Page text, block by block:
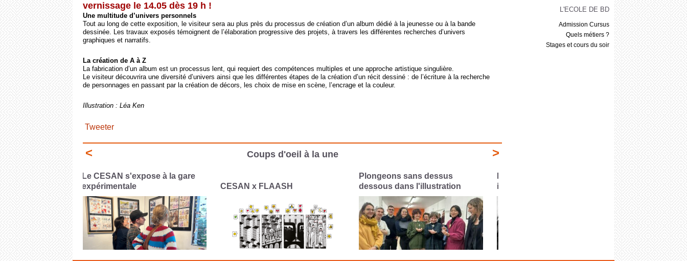
vernissage le 14.05 dès 19 h !
Une multitude d’univers personnels
Tout au long de cette exposition, le visiteur sera au plus près du processus de création d’un album dédié à la jeunesse ou à la bande
dessinée. Les travaux exposés témoignent de l’élaboration progressive des projets, à travers les différentes recherches d’univers
graphiques et narratifs.
La création de A à Z
La fabrication d’un album est un processus lent, qui requiert des compétences multiples et une approche artistique singulière.
Le visiteur découvrira une diversité d’univers ainsi que les différentes étapes de la création d’un récit dessiné : de l’écriture à la recherche
de personnages en passant par la création de décors, les choix de mise en scène, l’encrage et la couleur.
Illustration : Léa Ken
Tweeter
< Coups d'oeil à la une >
CESAN x FLAASH
dessous dans l'illustration
Le CESAN célèbre les fêtes
interconnectées
2026
L'ECOLE DE BD
Admission Cursus
Quels métiers ?
Stages et cours du soir